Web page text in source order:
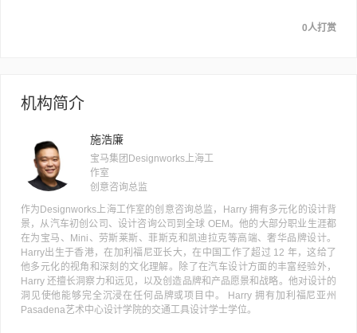
0人打赏
机构简介
施浩廉
宝马集团Designworks上海工
作室
创意咨询总监
作为Designworks上海工作室的创意咨询总监，Harry 拥有多元化的设计背
景，从汽车初创公司、设计咨询公司到全球 OEM。他的大部分职业生涯都
在为宝马、Mini、劳斯莱斯、菲斯克和凯迪拉克等高端、奢华品牌设计。
Harry出生于香港，在加利福尼亚长大，在中国工作了超过 12 年，这给了
他多元化的视角和深刻的文化理解。除了在汽车设计方面的丰富经验外，
Harry 还擅长洞察力和远见，以及创造品牌和产品愿景和战略。他对设计的
洞见使他能够完全沉浸在任何品牌或项目中。 Harry 拥有加利福尼亚州
Pasadena艺术中心设计学院的交通工具设计学士学位。